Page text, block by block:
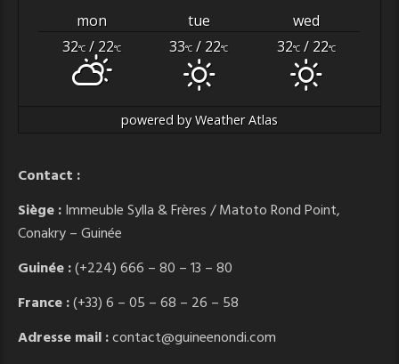
mon tue
wed
32°C / 22°C 33°C / 22°C 32°C/ 22°C
powered byWeather Atlas
Contact :
Siège :Immeuble Sylla & Frères / Matoto Rond Point,
Conakry – Guinée
Guinée :(+224) 666 – 80 – 13 – 80
France :(+33) 6 – 05 – 68 – 26 – 58
Adresse mail :contact@guineenondi.com